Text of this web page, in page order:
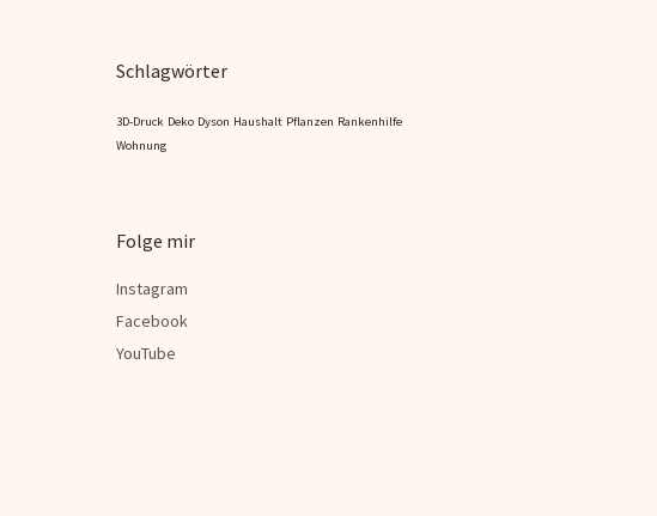
Schlagwörter
3D-Druck Deko Dyson Haushalt Pflanzen Rankenhilfe
Wohnung
Folge mir
Instagram
Facebook
YouTube